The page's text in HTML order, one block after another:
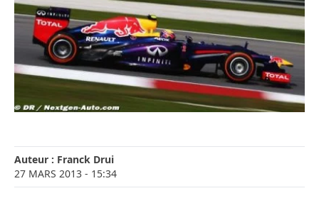
Auteur : Franck Drui
27 MARS 2013 - 15:34